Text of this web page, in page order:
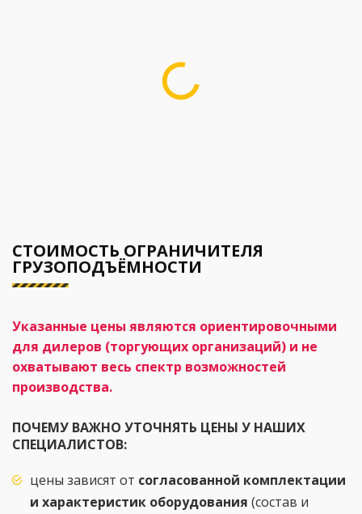
СТОИМОСТЬ ОГРАНИЧИТЕЛЯ
ГРУЗОПОДЪЁМНОСТИ
Указанные цены являются ориентировочными
для дилеров (торгующих организаций) и не
охватывают весь спектр возможностей
производства.
ПОЧЕМУ ВАЖНО УТОЧНЯТЬ ЦЕНЫ У НАШИХ
СПЕЦИАЛИСТОВ:
цены зависят от согласованной комплектации
и характеристик оборудования (состав и